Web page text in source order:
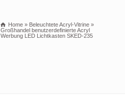
Home » Beleuchtete Acryl-Vitrine »
Großhandel benutzerdefinierte Acryl
Werbung LED Lichtkasten SKED-235